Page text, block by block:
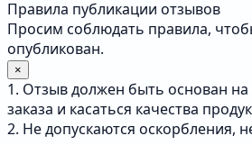
Правила публикации отзывов
Просим соблюдать правила,
опубликован.
×
1. Отзыв должен быть основан
заказа и касаться качества
2. Не допускаются оскорбления,